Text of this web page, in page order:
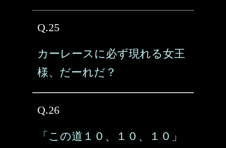
Q.25
カーレースに必ず現れる女王
様、だーれだ？
Q.26
「この道１０、１０、１０」